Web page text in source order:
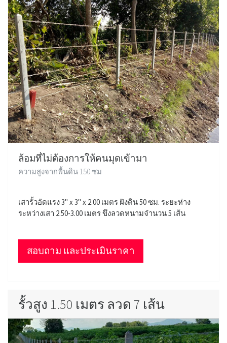
ล้อมที่ไม่ต้องการให้คนมุดเข้ามา
ความสูงจากพื้นดิน 150 ซม
เสารั้วอัดแรง 3" x 3" x 2.00 เมตร ฝังดิน 50 ซม. ระยะห่าง
ระหว่างเสา 2.50-3.00 เมตร ขึงลวดหนามจำนวน 5 เส้น
สอบถาม และประเมินราคา
รั้วสูง 1.50 เมตร ลวด 7 เส้น